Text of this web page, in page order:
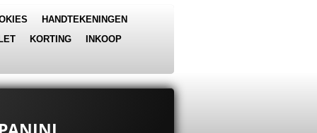
HANDTEKENINGEN
KORTING
INKOOP